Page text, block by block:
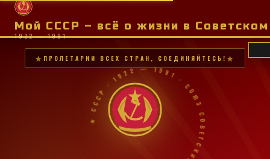
Мой СССР – всё о жизни в
1922 — 1991
ПРОЛЕТАРИИ ВСЕХ СТРАН, СОЕДИНЯЙТЕСЬ!
★ СССР · 1922 — 1991 · СОЮЗ СОВЕТСКИХ · 1922 — 1991 ·